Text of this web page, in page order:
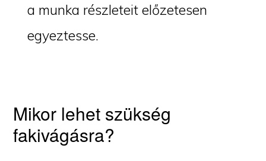
a munka részleteit előzetesen
egyeztesse.
Mikor lehet szükség
fakivágásra?